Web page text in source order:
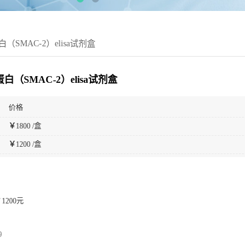
（SMAC-2）elisa试剂盒
白（SMAC-2）elisa试剂盒
价格
￥ 1800 /盒
￥ 1200 /盒
1200元